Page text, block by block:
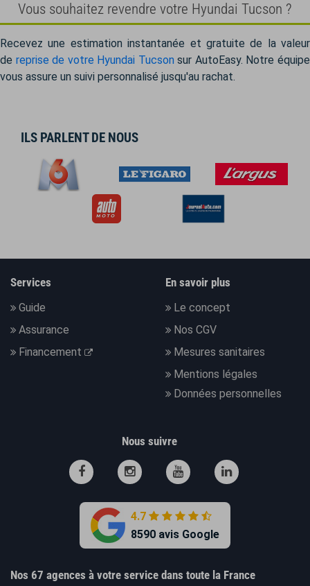
Vous souhaitez revendre votre Hyundai Tucson ?
Recevez une estimation instantanée et gratuite de la valeur
de reprise de votre Hyundai Tucson sur AutoEasy. Notre équipe
vous assure un suivi personnalisé jusqu'au rachat.
ILS PARLENT DE NOUS
Services
Guide
Assurance
Financement
En savoir plus
Le concept
Nos CGV
Mesures sanitaires
Mentions légales
Données personnelles
Nous suivre
4.7
8590 avis Google
Nos 67 agences à votre service dans toute la France